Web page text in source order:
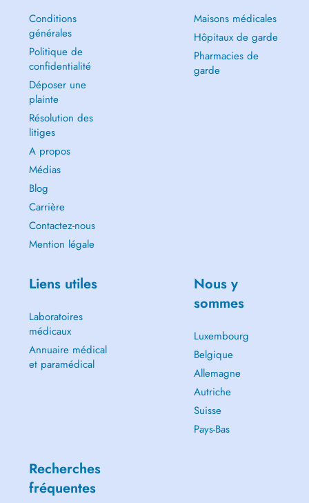
Conditions
générales
Politique de
confidentialité
Déposer une
plainte
Résolution des
litiges
A propos
Médias
Blog
Carrière
Contactez-nous
Mention légale
Maisons médicales
Hôpitaux de garde
Pharmacies de
garde
Liens utiles
Laboratoires
médicaux
Annuaire médical
et paramédical
Nous y
sommes
Luxembourg
Belgique
Allemagne
Autriche
Suisse
Pays-Bas
Recherches
fréquentes